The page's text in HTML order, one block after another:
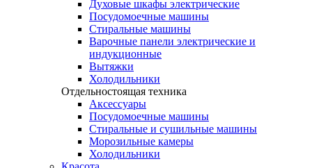
Духовые шкафы электрические
Посудомоечные машины
Стиральные машины
Варочные панели электрические и
индукционные
Вытяжки
Холодильники
Отдельностоящая техника
Аксессуары
Посудомоечные машины
Стиральные и сушильные машины
Морозильные камеры
Холодильники